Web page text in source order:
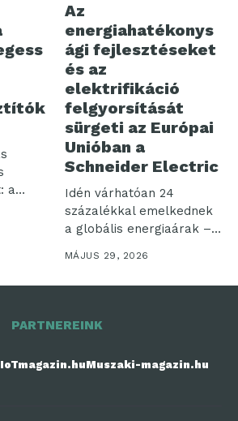
a
Az
energiahatékonys
ági fejlesztéseket
és az
elektrifikáció
felgyorsítását
sürgeti az Európai
Unióban a
Schneider Electric
Idén várhatóan 24
százalékkal emelkednek
a globális energiaárak –
ez a legnagyobb...
MÁJUS 29, 2026
PARTNEREINK
IoTmagazin.huMuszaki-magazin.hu